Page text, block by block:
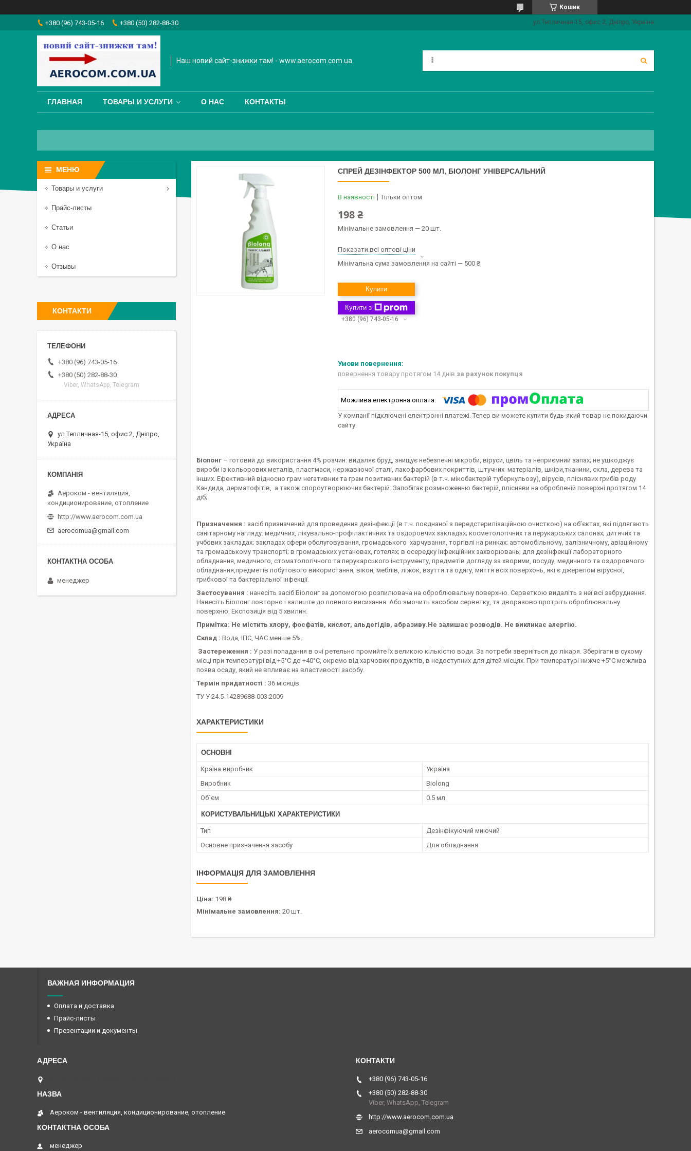
Кошик
+380 (96) 743-05-16 +380 (50) 282-88-30 ул.Тепличная-15, офис 2, Дніпро, Україна
Наш новий сайт-знижки там! - www.aerocom.com.ua
ГЛАВНАЯ ТОВАРЫ И УСЛУГИ О НАС КОНТАКТЫ
СПРЕЙ ДЕЗІНФЕКТОР 500 МЛ, БІОЛОНГ УНІВЕРСАЛЬНИЙ
В наявності Тільки оптом
198 ₴
Мінімальне замовлення — 20 шт.
Показати всі оптові ціни
Мінімальна сума замовлення на сайті — 500 ₴
Купити
Купити з
+380 (96) 743-05-16
повернення товару протягом 14 днів за рахунок покупця
У компанії підключені електронні платежі. Тепер ви можете купити будь-який товар не покидаючи
сайту.
Біолонг – готовий до використання 4% розчин: видаляє бруд, знищує небезпечні мікроби, віруси, цвіль та неприємний запах; не ушкоджує
вироби із кольорових металів, пластмаси, нержавіючої сталі, лакофарбових покриттів, штучних матеріалів, шкіри,тканини, скла, дерева та
інших. Ефективний відносно грам негативних та грам позитивних бактерій (в т.ч. мікобактерій туберкульозу), вірусів, пліснявих грибів роду
Кандида, дерматофітів, а також спороутворюючих бактерій. Запобігає розмноженню бактерій, плісняви на обробленій поверхні протягом 14
діб;
Призначення : засіб призначений для проведення дезінфекції (в т.ч. поєднаної з передстерилізаційною очисткою) на об’єктах, які підлягають
санітарному нагляду: медичних, лікувально-профілактичних та оздоровчих закладах; косметологічних та перукарських салонах; дитячих та
учбових закладах; закладах сфери обслуговування, громадського харчування, торгівлі на ринках; автомобільному, залізничному, авіаційному
та громадському транспорті; в громадських установах, готелях; в осередку інфекційних захворювань; для дезінфекції лабораторного
обладнання, медичного, стоматологічного та перукарського інструменту, предметів догляду за хворими, посуду, медичного та оздоровчого
обладнання,предметів побутового використання, вікон, меблів, ліжок, взуття та одягу, миття всіх поверхонь, які є джерелом вірусної,
грибкової та бактеріальної інфекції.
Застосування : нанесіть засіб Біолонг за допомогою розпилювача на оброблювальну поверхню. Серветкою видаліть з неї всі забруднення.
Нанесіть Біолонг повторно і залиште до повного висихання. Або змочить засобом серветку, та дворазово протріть оброблювальну
поверхню. Експозиція від 5 хвилин.
Примітка: Не містить хлору, фосфатів, кислот, альдегідів, абразиву.Не залишає розводів. Не викликає алергію.
Склад : Вода, ІПС, ЧАС менше 5%.
Застереження : У разі попадання в очі ретельно промийте їх великою кількістю води. За потреби зверніться до лікаря. Зберігати в сухому
місці при температурі від +5°С до +40°С, окремо від харчових продуктів, в недоступних для дітей місцях. При температурі нижче +5°С можлива
поява осаду, який не впливає на властивості засобу.
Термін придатності : 36 місяців.
ТУ У 24.5-14289688-003:2009
ХАРАКТЕРИСТИКИ
ОСНОВНІ
Країна виробник
Україна
Виробник
Biolong
Об`єм
0.5 мл
КОРИСТУВАЛЬНИЦЬКІ ХАРАКТЕРИСТИКИ
Тип
Дезінфікуючий миючий
Основне призначення засобу
Для обладнання
ІНФОРМАЦІЯ ДЛЯ ЗАМОВЛЕННЯ
Ціна: 198 ₴
Мінімальне замовлення: 20 шт.
Товары и услуги
Прайс-листы
Статьи
О нас
Отзывы
КОНТАКТИ
+380 (96) 743-05-16
+380 (50) 282-88-30
Viber, WhatsApp, Telegram
ул.Тепличная-15, офис 2, Дніпро,
Україна
Аероком - вентиляция,
кондиционирование, отопление
http://www.aerocom.com.ua
aerocomua@gmail.com
менеджер
ВАЖНАЯ ИНФОРМАЦИЯ
Оплата и доставка
Прайс-листы
Презентации и документы
Аероком - вентиляция, кондиционирование, отопление
менеджер
+380 (96) 743-05-16
+380 (50) 282-88-30
Viber, WhatsApp, Telegram
http://www.aerocom.com.ua
aerocomua@gmail.com